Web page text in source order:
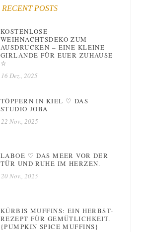
RECENT POSTS
KOSTENLOSE
WEIHNACHTSDEKO ZUM
AUSDRUCKEN – EINE KLEINE
GIRLANDE FÜR EUER ZUHAUSE
☆
16 Dez., 2025
TÖPFERN IN KIEL ♡ DAS
STUDIO JOBA
22 Nov., 2025
LABOE ♡ DAS MEER VOR DER
TÜR UND RUHE IM HERZEN.
20 Nov., 2025
KÜRBIS MUFFINS: EIN HERBST-
REZEPT FÜR GEMÜTLICHKEIT.
{PUMPKIN SPICE MUFFINS}